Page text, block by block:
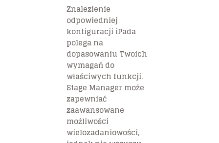
Znalezienie
odpowiedniej
konfiguracji iPada
polega na
dopasowaniu Twoich
wymagań do
właściwych funkcji.
Stage Manager może
zapewniać
zaawansowane
możliwości
wielozadaniowości,